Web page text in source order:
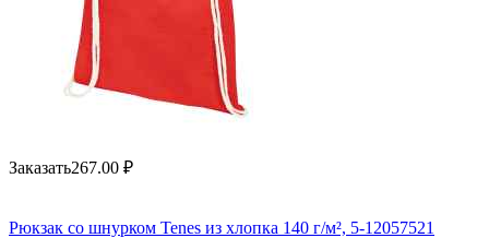
Заказать267.00 ₽
Рюкзак со шнурком Tenes из хлопка 140 г/м², 5-12057521